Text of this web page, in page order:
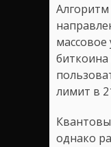
Алгоритм
лимит в
однако